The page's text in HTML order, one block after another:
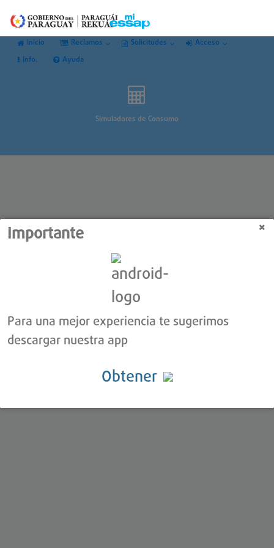
Inicio Reclamos Solicitudes
Acceso
Info.
Ayuda
Simuladores de Consumo
Importante
Para una mejor experiencia te sugerimos
descargar nuestra app
Obtener